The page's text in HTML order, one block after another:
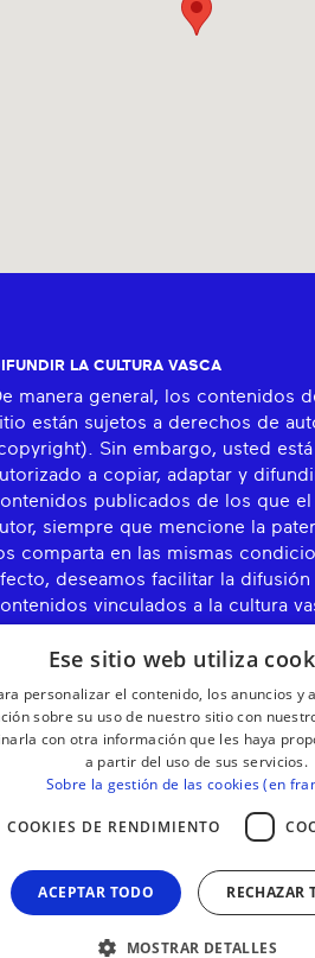
LA CULTURA VASCA
manera general, los contenidos
están sujetos a derechos de
Sin embargo, usted está
a copiar, adaptar y
publicados de los que el
siempre que mencione la
comparta en las mismas
deseamos facilitar la difusión
vinculados a la cultura
Ese sitio web utiliza
personalizar el contenido, los anuncios
sobre su uso de nuestro sitio con
con otra información que les haya
a partir del uso de sus servicios.
Sobre la gestión de las cookies (en
COOKIES DE RENDIMIENTO
ACEPTAR TODO RECHAZAR
MOSTRAR DETALLES